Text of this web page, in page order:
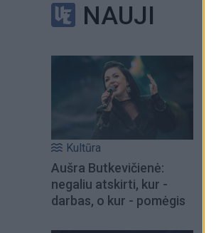
NAUJI
Kultūra
Aušra Butkevičienė:
negaliu atskirti, kur -
darbas, o kur - pomėgis